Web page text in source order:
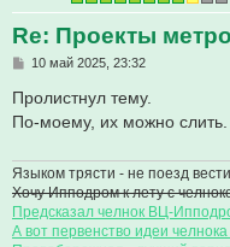
Re: Проекты
С
о
б
щ
и
е
10 май 2025, 23:32
Пролистнул тему.
По-моему, их можно слить.
Языком трясти - не поезд
Хочу Ипподром к лету с
Предсказал челнок ВЦ-
А вот первенство идеи